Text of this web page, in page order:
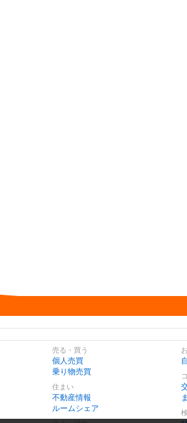
売る・買う
個人売買
乗り物売買
住まい
不動産情報
ルームシェア